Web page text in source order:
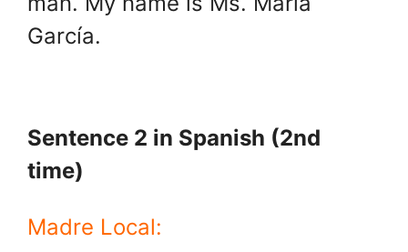
García.
Sentence 2 in Spanish (2nd
time)
Madre Local: